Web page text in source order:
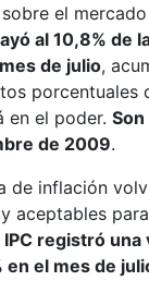
el
al 10,8% de
de julio,
porcentuales
en el poder.
de 2009.
de inflación
aceptables
IPC registró una
en el mes de